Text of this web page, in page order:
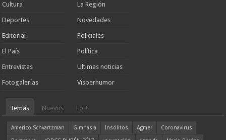
Cultura
Deportes
Editorial
El País
Entrevistas
Fotogalerías
La Región
Novedades
Policiales
Política
Ultimas noticias
Visperhumor
Temas Nuevos Lo +
Americo Schvartzman Gimnasia Insólitos Agmer
Coronavirus